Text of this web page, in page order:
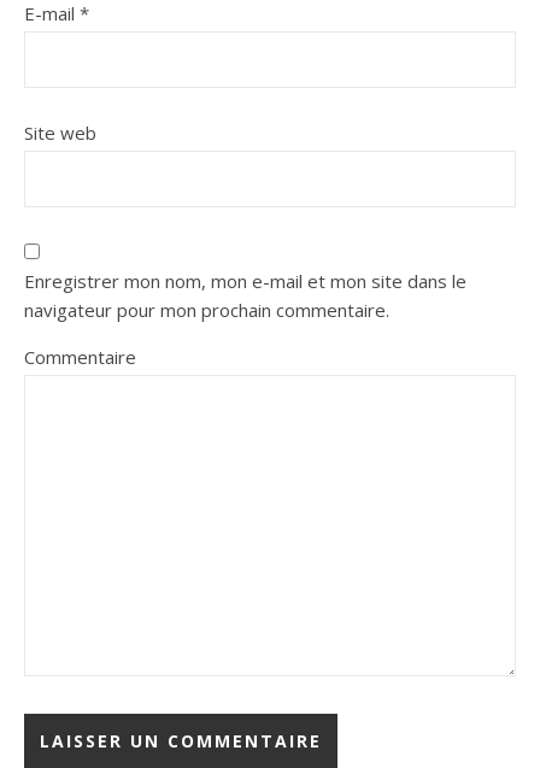
E-mail *
Site web
Enregistrer mon nom, mon e-mail et mon site dans le
navigateur pour mon prochain commentaire.
Commentaire